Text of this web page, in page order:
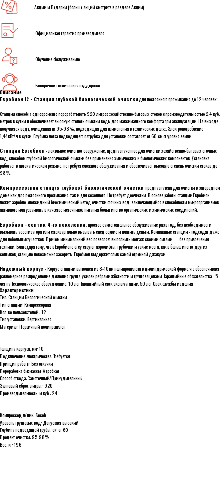
Акции и Подарки (больше акций смотрите в разделе Акции)
Официальная гарантия производителя
Обучение обслуживанию
Бессрочная техническая поддержка
Описание
Евробион 12 - Станция глубокой биологической очистки для постоянного проживания до 12 человек.
Станция способна одновременно перерабатывать 920 литров хозяйственно-бытовых стоков с производительностью 2,4 куб.
метров в сутки и обеспечивает высокую степень очистки воды для максимального комфорта при эксплуатации. На выходе
получается вода, очищенная на 95-98%, подходящая для применения в технических целях. Электропотребление
1,44кВт\ч в сутки. Глубина лотка подводящего патрубка для установки составляет от 60 cм от уровня земли.
Станция Евробион - локальное очистное сооружение, предназначенное для очистки хозяйственно-бытовых сточных
вод, способом глубокой биологической очистки без применения химических и биологических компонентов. Установка
работает в автоматическом режиме, не требует сложного обслуживания и обеспечивает высокую степень очистки стоков до
98%.
Компрессорная станция глубокой биологической очистки предназначена для очистки в загородном
доме как для постоянного проживания, так и для сезонного. Не требует доочистки. В основе работы станции Евробион
лежит аэробно-аноксидный биохимический метод очистки сточных вод, заключающийся в способности микроорганизмов
активного ила усваивать в качестве источников питания большинство органических и химических соединений.
Евробион - септик 4-го поколения, простое самостоятельное обслуживание раз в год, без необходимости
вызывать ассенизатора или ежеквартально вызывать спец сервис и платить деньги. Компактные станции - подходят даже
для небольших участков. Причем минимальный вес позволяет выполнить монтаж своими силами — без привлечения
техники. Благодаря тому, что в Евробионе отсутствуют аэролифты, трубочки и узкие места, как в большинстве других
септиков, станцию невозможно засорить. Евробион выдержит слив самой огромной джакузи.
Надежный корпус - Корпус станции выполнен из 8-10мм полипропилена в цилиндрической форме,что обеспечивает
равномерное распределение давления грунта, усилен ребрами жёсткости и грунтозацепами. Гарантийные обязательства - 5
лет на Технологическое оборудование, 10 лет Гарантийный срок эксплуатации, 50 лет Срок службы изделия.
Характеристики
Тип: Станции Биологической очистки
Тип станции: Компрессорная
Кол-во пользователей.: 12
Тип установки: Вертикальная
Материал: Первичный полипропилен
Толщина корпуса, мм: 10
Подключение электричества: Требуется
Принцип работы: Без откачки
Переработка биомассы: Аэробная
Способ отвода: Самотечный/Принудительный
Залповый сброс, литры.: 920
Производительность, м.куб.: 2,4
Компрессор, л/мин: Secoh
Уровень грунтовых вод: Допускает высокий
Глубина подводящей трубы, см: от 60
Процент очистки: 95-98%
Вес, кг: 196